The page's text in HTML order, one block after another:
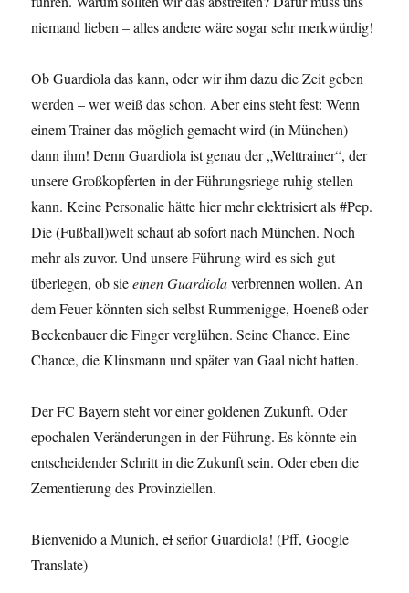
niemand lieben – alles andere wäre sogar sehr merkwürdig!
Ob Guardiola das kann, oder wir ihm dazu die Zeit geben
werden – wer weiß das schon. Aber eins steht fest: Wenn
einem Trainer das möglich gemacht wird (in München) –
dann ihm! Denn Guardiola ist genau der „Welttrainer“, der
unsere Großkopferten in der Führungsriege ruhig stellen
kann. Keine Personalie hätte hier mehr elektrisiert als #Pep.
Die (Fußball)welt schaut ab sofort nach München. Noch
mehr als zuvor. Und unsere Führung wird es sich gut
überlegen, ob sieeinen Guardiolaverbrennen wollen. An
dem Feuer könnten sich selbst Rummenigge, Hoeneß oder
Beckenbauer die Finger verglühen. Seine Chance. Eine
Chance, die Klinsmann und später van Gaal nicht hatten.
Der FC Bayern steht vor einer goldenen Zukunft. Oder
epochalen Veränderungen in der Führung. Es könnte ein
entscheidender Schritt in die Zukunft sein. Oder eben die
Zementierung des Provinziellen.
Bienvenido a Munich,elseñor Guardiola! (Pff, Google
Translate)